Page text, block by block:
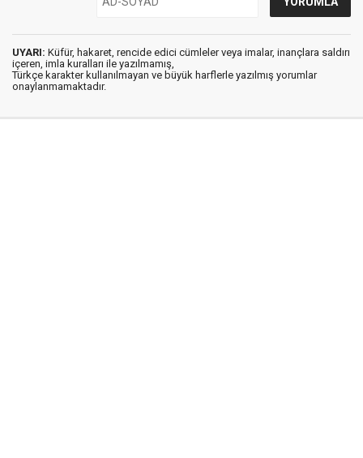
UYARI: Küfür, hakaret, rencide edici cümleler veya imalar, inançlara saldırı
içeren, imla kuralları ile yazılmamış,
Türkçe karakter kullanılmayan ve büyük harflerle yazılmış yorumlar
onaylanmamaktadır.